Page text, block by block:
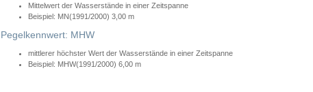
Mittelwert der Wasserstände in einer Zeitspanne
Beispiel: MN(1991/2000) 3,00 m
Pegelkennwert: MHW
mittlerer höchster Wert der Wasserstände in einer Zeitspanne
Beispiel: MHW(1991/2000) 6,00 m